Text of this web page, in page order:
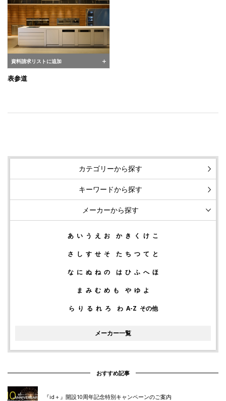
資料請求リストに追加
表参道
カテゴリーから探す
キーワードから探す
メーカーから探す
あ い う え お か き く け こ
さ し す せ そ た ち つ て と
な に ぬ ね の は ひ ふ へ ほ
ま み む め も や ゆ よ
ら り る れ ろ わ A-Z その他
メーカー一覧
おすすめ記事
『id＋』開設10周年記念特別キャンペーンのご案内